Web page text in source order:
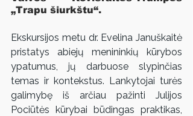
„Trapu šiurkštu“.
Ekskursijos metu dr. Evelina Januškaitė
pristatys abiejų menininkių kūrybos
ypatumus, jų darbuose slypinčias
temas ir kontekstus. Lankytojai turės
galimybę iš arčiau pažinti Julijos
Pociūtės kūrybai būdingas praktikas,